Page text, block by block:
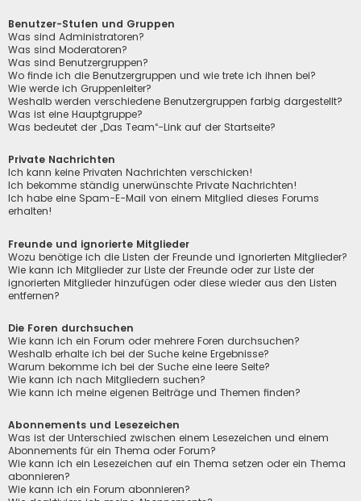
Benutzer-Stufen und Gruppen
Was sind Administratoren?
Was sind Moderatoren?
Was sind Benutzergruppen?
Wo finde ich die Benutzergruppen und wie trete ich ihnen bei?
Wie werde ich Gruppenleiter?
Weshalb werden verschiedene Benutzergruppen farbig dargestellt?
Was ist eine Hauptgruppe?
Was bedeutet der „Das Team“-Link auf der Startseite?
Private Nachrichten
Ich kann keine Privaten Nachrichten verschicken!
Ich bekomme ständig unerwünschte Private Nachrichten!
Ich habe eine Spam-E-Mail von einem Mitglied dieses Forums
erhalten!
Freunde und ignorierte Mitglieder
Wozu benötige ich die Listen der Freunde und ignorierten Mitglieder?
Wie kann ich Mitglieder zur Liste der Freunde oder zur Liste der
ignorierten Mitglieder hinzufügen oder diese wieder aus den Listen
entfernen?
Die Foren durchsuchen
Wie kann ich ein Forum oder mehrere Foren durchsuchen?
Weshalb erhalte ich bei der Suche keine Ergebnisse?
Warum bekomme ich bei der Suche eine leere Seite?
Wie kann ich nach Mitgliedern suchen?
Wie kann ich meine eigenen Beiträge und Themen finden?
Abonnements und Lesezeichen
Was ist der Unterschied zwischen einem Lesezeichen und einem
Abonnements für ein Thema oder Forum?
Wie kann ich ein Lesezeichen auf ein Thema setzen oder ein Thema
abonnieren?
Wie kann ich ein Forum abonnieren?